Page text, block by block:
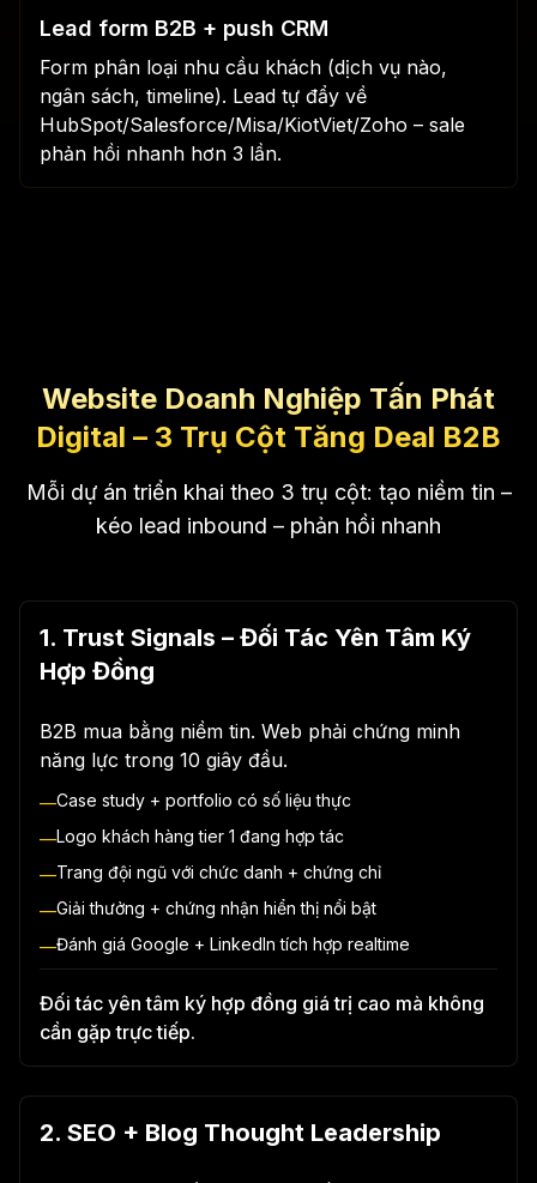
Lead form B2B + push CRM
Form phân loại nhu cầu khách (dịch vụ nào,
ngân sách, timeline). Lead tự đẩy về
HubSpot/Salesforce/Misa/KiotViet/Zoho – sale
phản hồi nhanh hơn 3 lần.
Website Doanh Nghiệp Tấn Phát
Digital – 3 Trụ Cột Tăng Deal B2B
Mỗi dự án triển khai theo 3 trụ cột: tạo niềm tin –
kéo lead inbound – phản hồi nhanh
1. Trust Signals – Đối Tác Yên Tâm Ký
Hợp Đồng
B2B mua bằng niềm tin. Web phải chứng minh
năng lực trong 10 giây đầu.
—Case study + portfolio có số liệu thực
—Logo khách hàng tier 1 đang hợp tác
—Trang đội ngũ với chức danh + chứng chỉ
—Giải thưởng + chứng nhận hiển thị nổi bật
—Đánh giá Google + LinkedIn tích hợp realtime
Đối tác yên tâm ký hợp đồng giá trị cao mà không
cần gặp trực tiếp.
2. SEO + Blog Thought Leadership